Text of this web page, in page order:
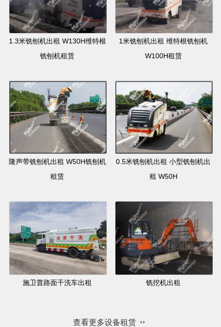
1.3米铣刨机出租 W130H维特根
铣刨机租赁
1米铣刨机出租 维特根铣刨机
W100H租赁
隆声带铣刨机出租 W50H铣刨机
租赁
0.5米铣刨机出租 小型铣刨机出
租 W50H
施卫普路面干洗车出租 铣挖机出租
查看更多设备租赁